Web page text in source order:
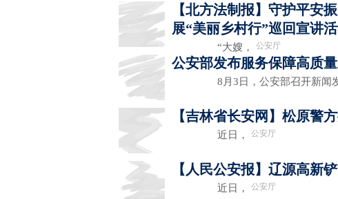
【北方法制报】守护平安
展“美丽乡村行”巡回宣讲
“大嫂， 公安厅
公安部发布服务保障高质
8月3日，公安部召开新闻发
【吉林省长安网】松原警
近日， 公安厅
【人民公安报】辽源高新
近日， 公安厅